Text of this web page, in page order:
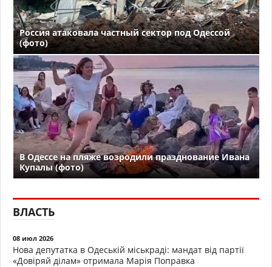
Россия атаковала частный сектор под Одессой
(фото)
В Одессе на пляже возродили празднование Ивана
Купалы (фото)
ВЛАСТЬ
08 июл 2026
Нова депутатка в Одеській міськраді: мандат від партії
«Довіряй ділам» отримала Марія Поправка